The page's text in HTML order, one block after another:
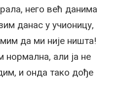
него већ данима
данас у учионицу,
да ми није ништа!
али ја не
и онда тако дође